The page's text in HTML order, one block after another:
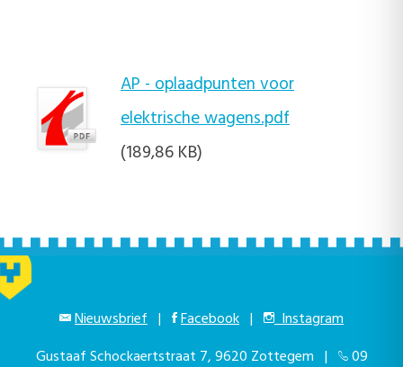
AP - oplaadpunten voor
elektrische wagens.pdf
(189,86 KB)
Nieuwsbrief | Facebook |
Instagram
Gustaaf Schockaertstraat 7, 9620 Zottegem |
09